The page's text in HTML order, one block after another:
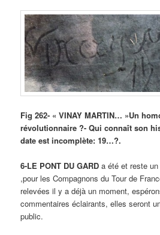
Fig 262- « VINAY MARTIN… »Un
révolutionnaire ?- Qui connaît son
date est incomplète: 19…?.
6-LE PONT DU GARD a été et reste
,pour les Compagnons du Tour de
relevées il y a déjà un moment,
commentaires éclairants, elles seront
public.